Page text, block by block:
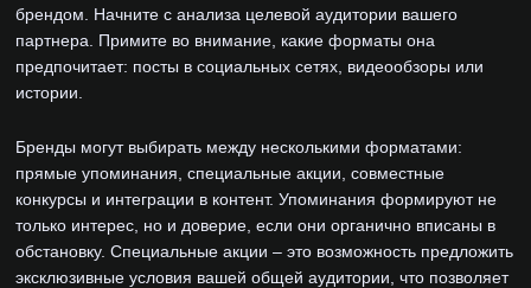
брендом. Начните с анализа целевой аудитории вашего
партнера. Примите во внимание, какие форматы она
предпочитает: посты в социальных сетях, видеообзоры или
истории.
Бренды могут выбирать между несколькими форматами:
прямые упоминания, специальные акции, совместные
конкурсы и интеграции в контент. Упоминания формируют не
только интерес, но и доверие, если они органично вписаны в
обстановку. Специальные акции – это возможность предложить
эксклюзивные условия вашей общей аудитории, что позволяет